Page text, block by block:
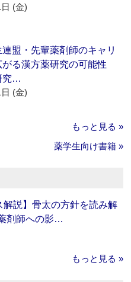
(金)
連盟・先輩薬剤師のキャリ
がる漢方薬研究の可能性
究…
(金)
もっと見る »
薬学生向け書籍 »
解説】骨太の方針を読み解
剤師への影…
もっと見る »